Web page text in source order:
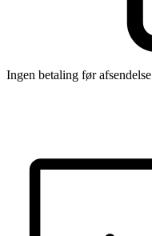
Ingen betaling før afsendelse